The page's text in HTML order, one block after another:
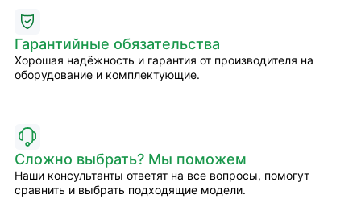
Гарантийные обязательства
Хорошая надёжность и гарантия от производителя на
оборудование и комплектующие.
Сложно выбрать? Мы поможем
Наши консультанты ответят на все вопросы, помогут
сравнить и выбрать подходящие модели.